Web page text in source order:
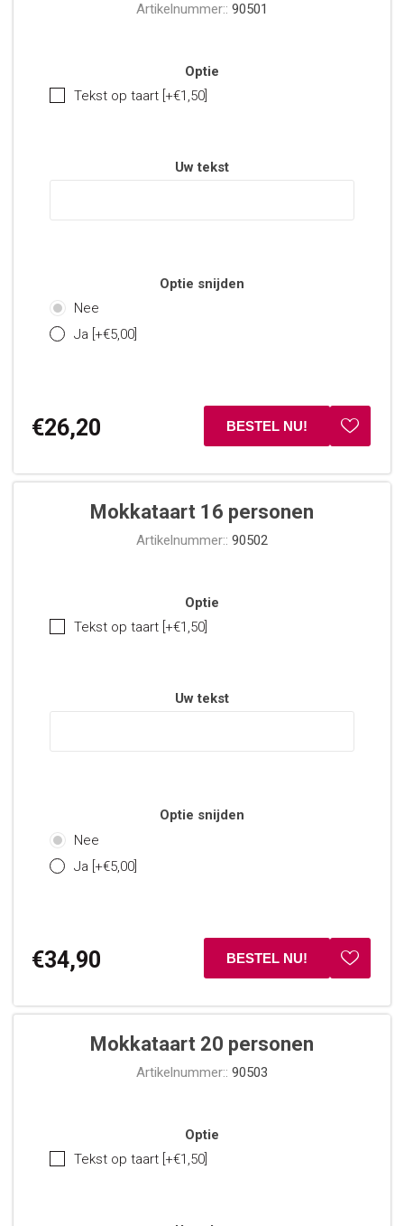
Artikelnummer:: 90501
Optie
Tekst op taart [+€1,50]
Uw tekst
Optie snijden
Nee
Ja [+€5,00]
€26,20
Mokkataart 16 personen
Artikelnummer:: 90502
Optie
Tekst op taart [+€1,50]
Uw tekst
Optie snijden
Nee
Ja [+€5,00]
€34,90
Mokkataart 20 personen
Artikelnummer:: 90503
Optie
Tekst op taart [+€1,50]